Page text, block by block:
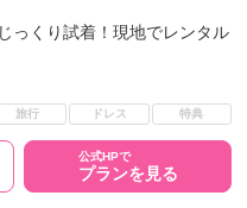
っくり試着！現地でレンタル
旅行 ドレス 特典
公式HPで
プランを見る